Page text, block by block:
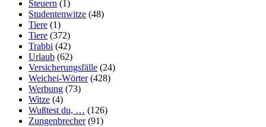
Steuern (1)
Studentenwitze (48)
Tiere (1)
Tiere (372)
Trabbi (42)
Urlaub (62)
Versicherungsfälle (24)
Weichei-Wörter(428)
Werbung (73)
Witze (4)
Wußtest du, … (126)
Zungenbrecher(91)